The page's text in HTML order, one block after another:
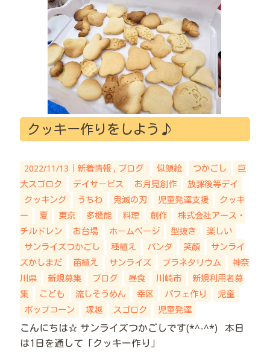
クッキー作りをしよう♪
2022/11/13｜ 新着情報 ブログ 似顔絵 つかごし
巨
大スゴロク
デイサービス お月見創作
放課後等デイ
クッキング
うちわ 鬼滅の刃 児童発達支援
クッキ
ー
夏 東京 多機能 料理 創作
株式会社アース・
チルドレン
お台場 ホームページ 型抜き
楽しい
サンライズつかごし
種植え パンダ 笑顔
サンライ
ズかしまだ
苗植え サンライズ プラネタリウム
神奈
川県
新規募集 ブログ 昼食 川崎市
新規利用者募
集
こども 流しそうめん 幸区 パフェ作り
児童
ポップコーン
塚越 スゴロク 児童発達
こんにちは☆ サンライズつかごしです(*^-^*) 本日
は1日を通して「クッキー作り」